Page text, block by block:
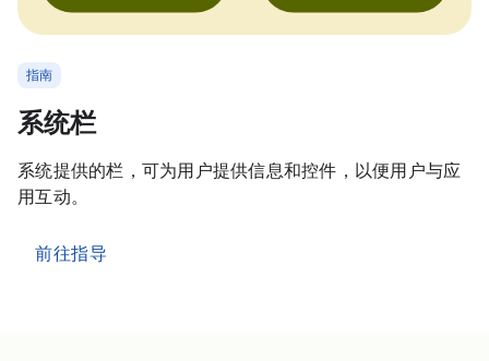
指南
系统栏
系统提供的栏，可为用户提供信息和控件，以便用户与应
用互动。
前往指导